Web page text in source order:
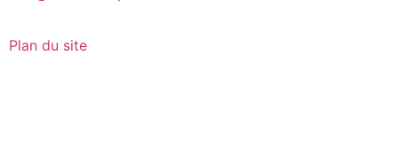
Plan du site